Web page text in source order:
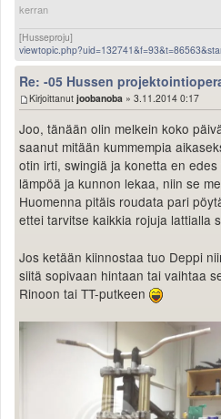
kerran
[Husseproju]
Re: -05 Hussen
Kirjoittanut joobanoba » 3.11.2014 0:17
Joo, tänään olin melkein koko
saanut mitään kummempia
otin irti, swingiä ja konetta en
lämpöä ja kunnon lekaa, niin se
Huomenna pitäis roudata pari
ettei tarvitse kaikkia rojuja lattialla
Jos ketään kiinnostaa tuo Deppi
siitä sopivaan hintaan tai vaihtaa
Rinoon tai TT-putkeen